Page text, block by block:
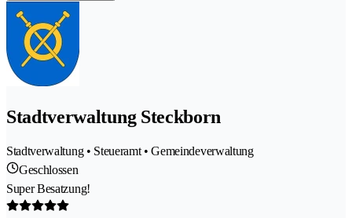
Stadtverwaltung Steckborn
Stadtverwaltung • Steueramt • Gemeindeverwaltung
Geschlossen
Super Besatzung!